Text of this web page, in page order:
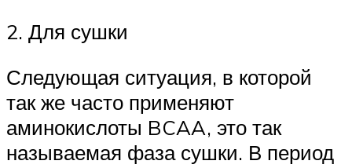
2. Для сушки
Следующая ситуация, в которой
так же часто применяют
аминокислоты BCAA, это так
называемая фаза сушки. В период